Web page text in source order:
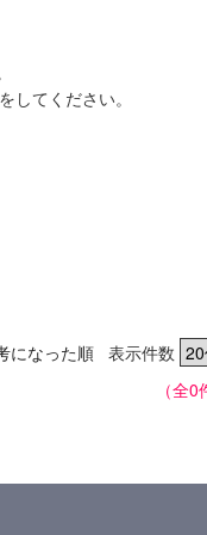
してください。
になった順 表示件数
（全